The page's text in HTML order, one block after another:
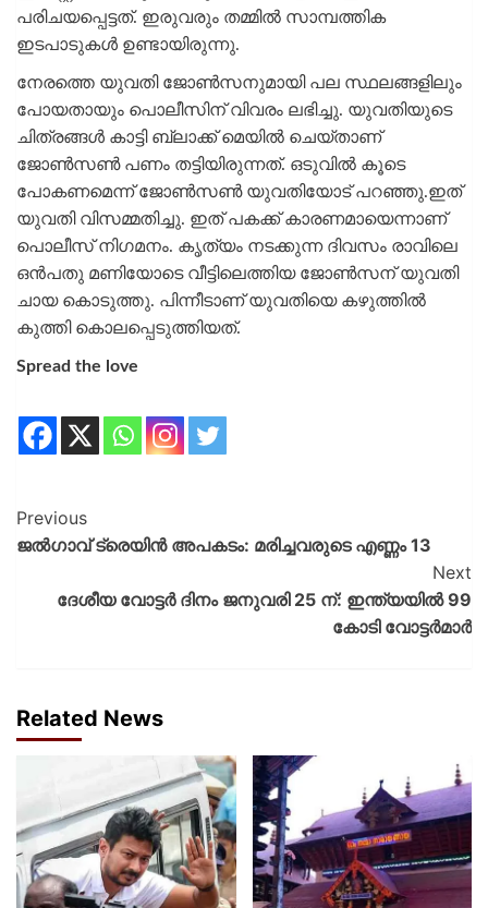
പരിചയപ്പെട്ടത്. ഇരുവരും തമ്മില്‍ സാമ്പത്തിക
ഇടപാടുകള്‍ ഉണ്ടായിരുന്നു.
നേരത്തെ യുവതി ജോണ്‍സനുമായി പല സ്ഥലങ്ങളിലും
പോയതായും പൊലീസിന് വിവരം ലഭിച്ചു. യുവതിയുടെ
ചിത്രങ്ങള്‍ കാട്ടി ബ്ലാക്ക് മെയില്‍ ചെയ്താണ്
ജോണ്‍സണ്‍ പണം തട്ടിയിരുന്നത്. ഒടുവില്‍ കൂടെ
പോകണമെന്ന് ജോണ്‍സണ്‍ യുവതിയോട് പറഞ്ഞു.ഇത്
യുവതി വിസമ്മതിച്ചു. ഇത് പകക്ക് കാരണമായെന്നാണ്
പൊലീസ് നിഗമനം. കൃത്യം നടക്കുന്ന ദിവസം രാവിലെ
ഒൻപതു മണിയോടെ വീട്ടിലെത്തിയ ജോൺസന് യുവതി
ചായ കൊടുത്തു. പിന്നീടാണ് യുവതിയെ കഴുത്തിൽ
കുത്തി കൊലപ്പെടുത്തിയത്.
Spread the love
Previous
ജല്‍ഗാവ് ട്രെയിന്‍ അപകടം: മരിച്ചവരുടെ എണ്ണം 13
Next
ദേശീയ വോട്ടർ ദിനം ജനുവരി 25 ന്: ഇന്ത്യയിൽ 99
കോടി വോട്ടർമാർ
Related News